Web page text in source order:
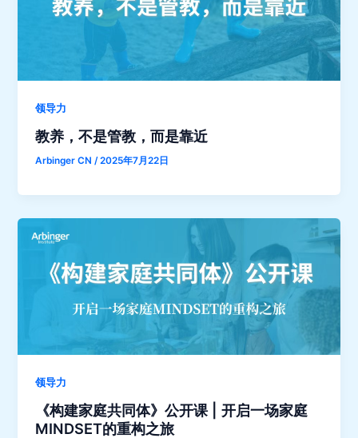
领导力
教养，不是管教，而是靠近
Arbinger CN/2025年7月22日
领导力
《构建家庭共同体》公开课 | 开启一场家庭
MINDSET的重构之旅